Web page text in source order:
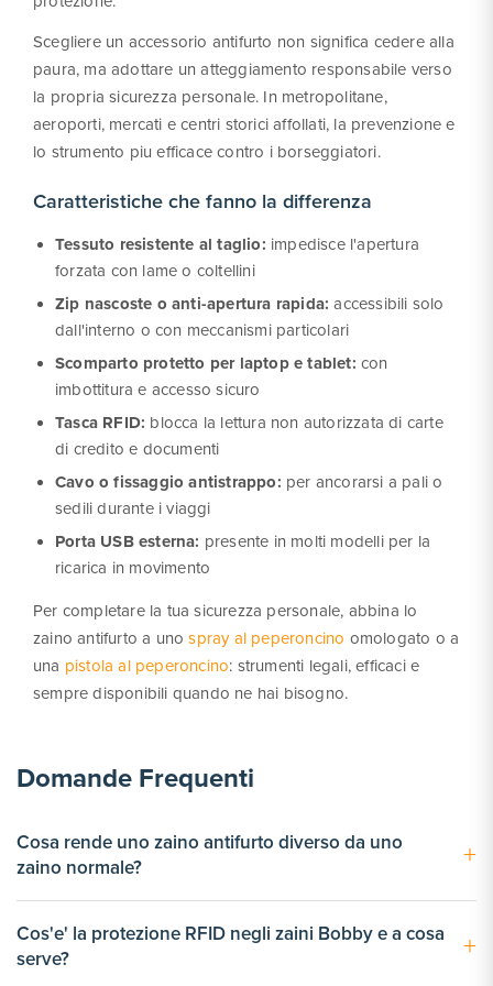
Scegliere un accessorio antifurto non significa cedere alla
paura, ma adottare un atteggiamento responsabile verso
la propria sicurezza personale. In metropolitane,
aeroporti, mercati e centri storici affollati, la prevenzione e
lo strumento piu efficace contro i borseggiatori.
Caratteristiche che fanno la differenza
Tessuto resistente al taglio: impedisce l'apertura
forzata con lame o coltellini
Zip nascoste o anti-apertura rapida: accessibili solo
dall'interno o con meccanismi particolari
Scomparto protetto per laptop e tablet: con
imbottitura e accesso sicuro
Tasca RFID: blocca la lettura non autorizzata di carte
di credito e documenti
Cavo o fissaggio antistrappo: per ancorarsi a pali o
sedili durante i viaggi
Porta USB esterna: presente in molti modelli per la
ricarica in movimento
Per completare la tua sicurezza personale, abbina lo
zaino antifurto a unospray al peperoncino omologato o a
una pistola al peperoncino: strumenti legali, efficaci e
sempre disponibili quando ne hai bisogno.
Domande Frequenti
Cosa rende uno zaino antifurto diverso da uno
zaino normale?
+
tessuto anti-taglio rinforzato con pannello in PP, tasca di
Cos'e' la protezione RFID negli zaini Bobby e a cosa
serve?
+